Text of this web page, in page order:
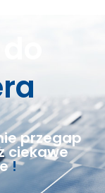
przegap
ciekawe
!